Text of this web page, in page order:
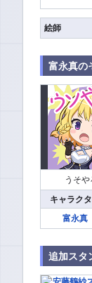
絵師
富永真の
うそや
キャラク
富永真
追加スタ